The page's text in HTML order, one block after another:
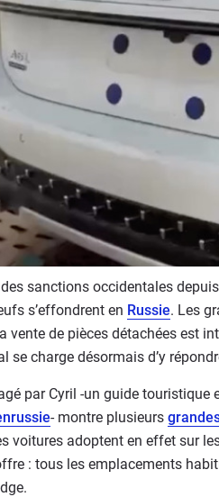
sanctions occidentales
s’effondrent en Russie. Les
vente de pièces détachées est
se charge désormais d’y
par Cyril -un guide touristique
- montre plusieurs
voitures adoptent en effet sur
: tous les emplacements